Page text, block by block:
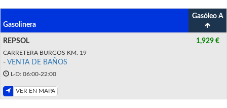
Gasolinera
Gasóleo A
REPSOL
CARRETERA BURGOS KM. 19
- VENTA DE BAÑOS
L-D: 06:00-22:00
VER EN MAPA
1,929 €